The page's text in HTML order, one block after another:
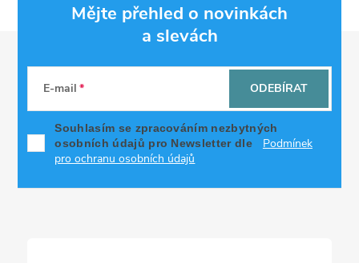
a
í
p
r
Mějte přehled o novinkách
a slevách
E-mail
Souhlasím se zpracováním nezbytných
osobních údajů pro Newsletter dle
Podmínek
pro ochranu osobních údajů
ODEBÍRAT